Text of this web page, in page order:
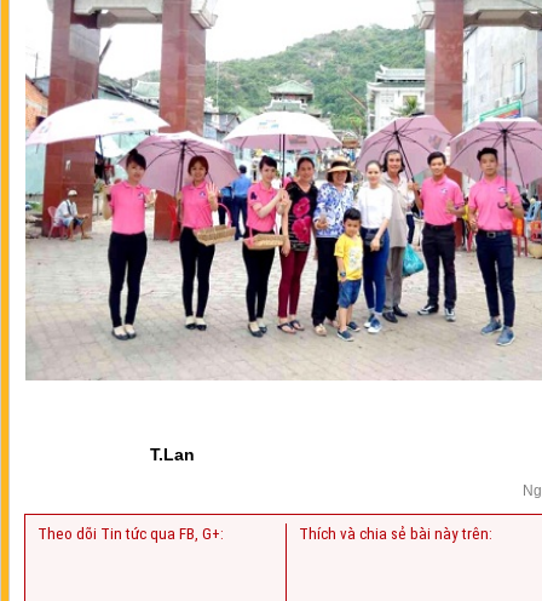
T.Lan
Theo dõi Tin tức qua FB, G+: Thích và chia sẻ bài này trên: